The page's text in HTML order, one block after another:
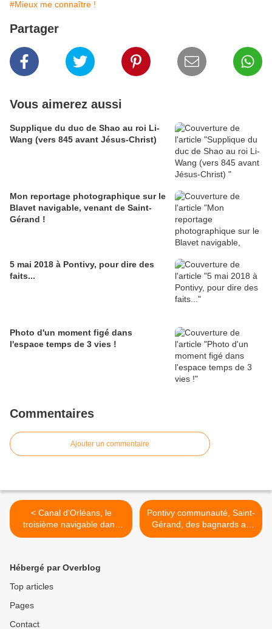
#Mieux me connaître !
Partager
Vous aimerez aussi
Supplique du duc de Shao au roi Li-
Wang (vers 845 avant Jésus-Christ)
Mon reportage photographique sur le
Blavet navigable, venant de Saint-
Gérand !
5 mai 2018 à Pontivy, pour dire des
faits...
Photo d'un moment figé dans
l'espace temps de 3 vies !
Commentaires
Ajouter un commentaire
< Canal d'Orléans, le
troisième navigable dans
l'histoire des canaux en
Pontivy communauté, Saint-
Gérand, des bagnards au
travail sur le canal de
Hébergé par Overblog
Top articles
Pages
Contact